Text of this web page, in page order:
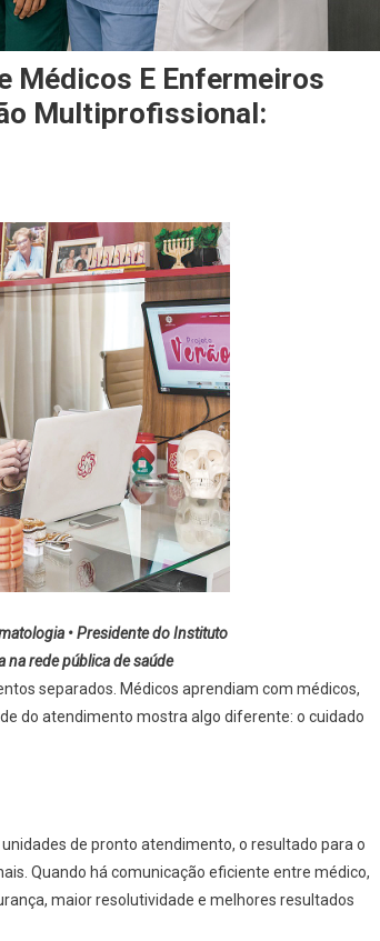
Médicos E Enfermeiros
Multiprofissional:
• Presidente do Instituto
na rede pública de saúde
separados. Médicos aprendiam com médicos,
do atendimento mostra algo diferente: o cuidado
de pronto atendimento, o resultado para o
Quando há comunicação eficiente entre médico,
maior resolutividade e melhores resultados